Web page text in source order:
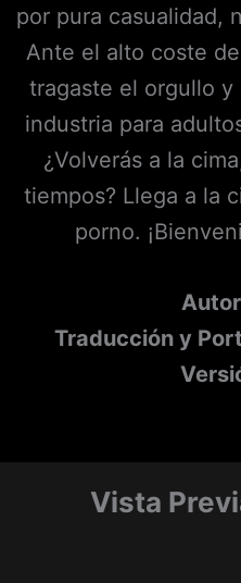
por pura casualidad,
Ante el alto coste
tragaste el orgullo
industria para
¿Volverás a la
tiempos? Llega a la
porno.
Traducción y
Vista